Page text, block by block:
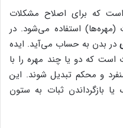
که برای اصلاح مشکلات
استفاده می‌شود. در
در بدن به حساب می‌آید. ایده
که دو یا چند مهره را با
و محکم تبدیل شوند. این
بازگرداندن ثبات به ستون